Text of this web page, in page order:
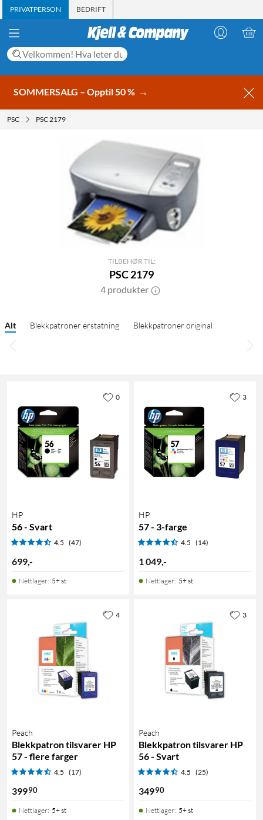
PRIVATPERSON BEDRIFT
SOMMERSALG – Opptil 50 % →
PSC PSC 2179
TILBEHØR TIL:
PSC 2179
4 produkter
Alt Blekkpatroner erstatning Blekkpatroner original
HP
56 - Svart
4.5 (47)
699,-
Nettlager: 5+ st
0
HP
57 - 3-farge
4.5 (14)
1 049,-
Nettlager: 5+ st
3
Peach
Blekkpatron tilsvarer HP
57 - flere farger
4.5 (17)
39990
Nettlager: 5+ st
4
Peach
Blekkpatron tilsvarer HP
56 - Svart
4.5 (25)
34990
Nettlager: 5+ st
3